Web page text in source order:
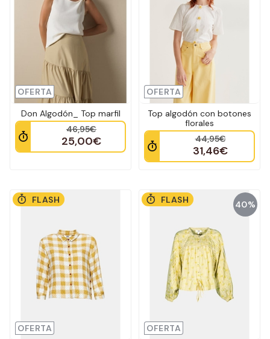
OFERTA
Don Algodón_ Top marfil
46,95€
25,00€
OFERTA
Top algodón con botones
florales
44,95€
31,46€
OFERTA
FLASH 40%
OFERTA
FLASH